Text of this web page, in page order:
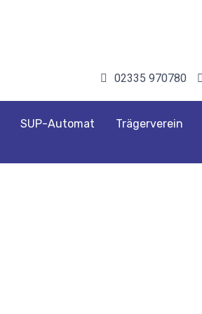
02335 970780‬
SUP-Automat Trägerverein